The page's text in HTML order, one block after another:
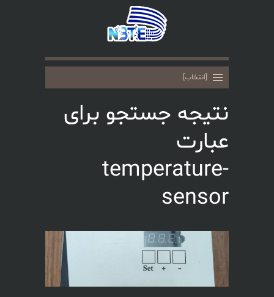
نتیجه جستجو برای
عبارت
temperature-
sensor